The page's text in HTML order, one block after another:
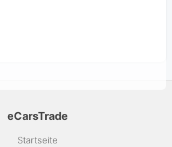
eCarsTrade
Startseite